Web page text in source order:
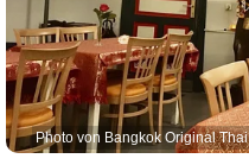
Photo von Bangkok Original Thai